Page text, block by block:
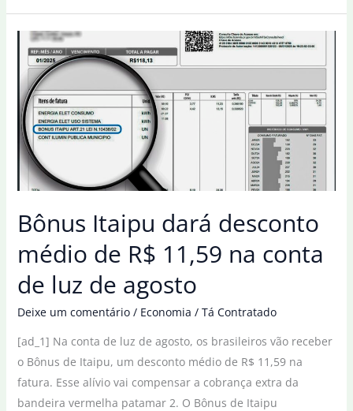
lei
que
permite
devolução
de
valores
pagos
na
conta
luz
Bônus Itaipu dará desconto
médio de R$ 11,59 na conta
de luz de agosto
Deixe um comentário / Economia / Tá Contratado
[ad_1] Na conta de luz de agosto, os brasileiros vão receber
o Bônus de Itaipu, um desconto médio de R$ 11,59 na
fatura. Esse alívio vai compensar a cobrança extra da
bandeira vermelha patamar 2. O Bônus de Itaipu